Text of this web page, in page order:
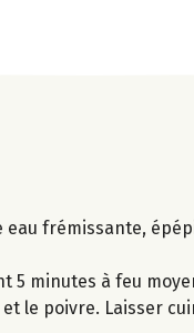
frémissante,
minutes à feu
le poivre. Laisser